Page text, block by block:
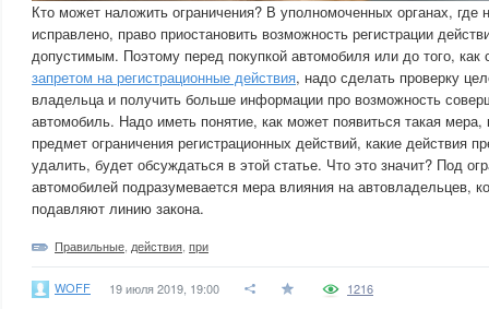
Кто может наложить ограничения? В уполномоченных органах, где
исправлено, право приостановить возможность регистрации
допустимым. Поэтому перед покупкой автомобиля или до того, как
запретом на регистрационные действия, надо сделать проверку
владельца и получить больше информации про возможность
автомобиль. Надо иметь понятие, как может появиться такая
предмет ограничения регистрационных действий, какие действия
удалить, будет обсуждаться в этой статье. Что это значит? Под
автомобилей подразумевается мера влияния на автовладельцев,
подавляют линию закона.
Правильные действия при
WOFF 19 июля 2019, 19:00 1216